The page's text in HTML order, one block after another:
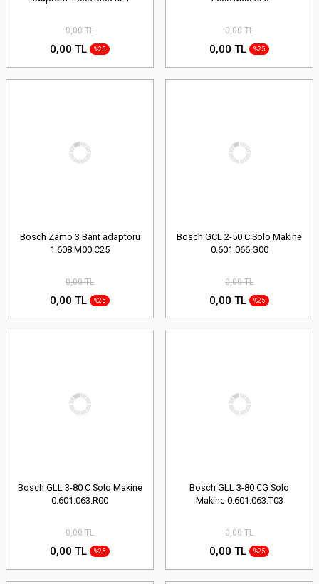
0,00 TL
0,00 TL %25
0,00 TL
0,00 TL %25
Bosch Zamo 3 Bant adaptörü
1.608.M00.C25
0,00 TL
0,00 TL %25
Bosch GCL 2-50 C Solo Makine
0.601.066.G00
0,00 TL
0,00 TL %25
Bosch GLL 3-80 C Solo Makine
0.601.063.R00
0,00 TL
0,00 TL %25
Bosch GLL 3-80 CG Solo
Makine 0.601.063.T03
0,00 TL
0,00 TL %25